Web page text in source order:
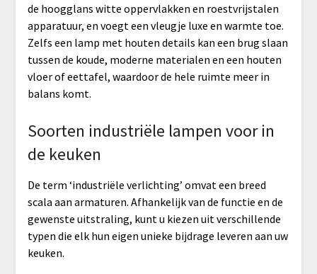
de hoogglans witte oppervlakken en roestvrijstalen
apparatuur, en voegt een vleugje luxe en warmte toe.
Zelfs een lamp met houten details kan een brug slaan
tussen de koude, moderne materialen en een houten
vloer of eettafel, waardoor de hele ruimte meer in
balans komt.
Soorten industriële lampen voor in
de keuken
De term ‘industriële verlichting’ omvat een breed
scala aan armaturen. Afhankelijk van de functie en de
gewenste uitstraling, kunt u kiezen uit verschillende
typen die elk hun eigen unieke bijdrage leveren aan uw
keuken.